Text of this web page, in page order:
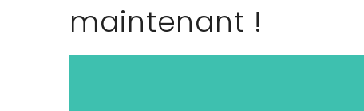
maintenant !